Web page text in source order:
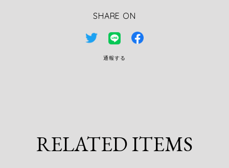
SHARE ON
通報する
RELATED ITEMS